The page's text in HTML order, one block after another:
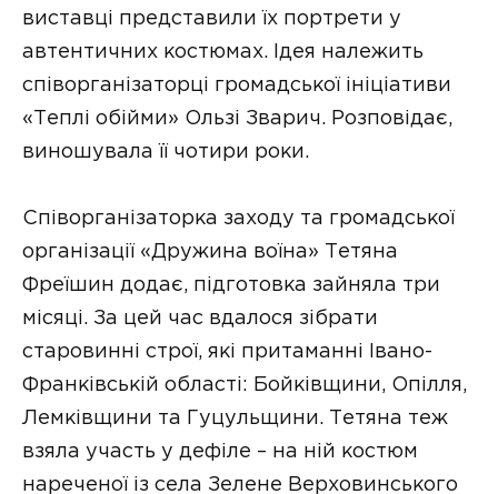
виставці представили їх портрети у
автентичних костюмах. Ідея належить
співорганізаторці громадської ініціативи
«Теплі обійми» Ользі Зварич. Розповідає,
виношувала її чотири роки.
Співорганізаторка заходу та громадської
організації «Дружина воїна» Тетяна
Фреїшин додає, підготовка зайняла три
місяці. За цей час вдалося зібрати
старовинні строї, які притаманні Івано-
Франківській області: Бойківщини, Опілля,
Лемківщини та Гуцульщини. Тетяна теж
взяла участь у дефіле – на ній костюм
нареченої із села Зелене Верховинського